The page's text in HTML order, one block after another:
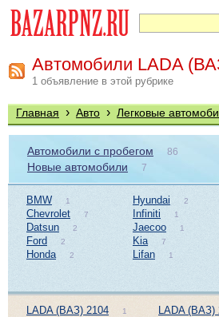
Автомобили LADA
1 объявление в этой рубрике
Главная › Авто › Легковые
Автомобили с пробегом 86
Новые автомобили 7
BMW 1
Chevrolet 7
Datsun 2
Ford 2
Honda 2
Hyundai 2
Infiniti 1
Jaecoo 1
Kia 7
Lifan 1
LADA (ВАЗ) 2104 1 LADA (ВАЗ)